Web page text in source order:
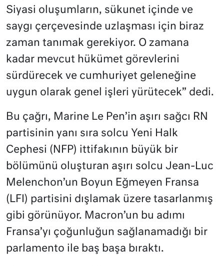
Siyasi oluşumların, sükunet içinde ve
saygı çerçevesinde uzlaşması için biraz
zaman tanımak gerekiyor. O zamana
kadar mevcut hükümet görevlerini
sürdürecek ve cumhuriyet geleneğine
uygun olarak genel işleri yürütecek” dedi.
Bu çağrı, Marine Le Pen’in aşırı sağcı RN
partisinin yanı sıra solcu Yeni Halk
Cephesi (NFP) ittifakının büyük bir
bölümünü oluşturan aşırı solcu Jean-Luc
Melenchon’un Boyun Eğmeyen Fransa
(LFI) partisini dışlamak üzere tasarlanmış
gibi görünüyor. Macron’un bu adımı
Fransa’yı çoğunluğun sağlanamadığı bir
parlamento ile baş başa bıraktı.